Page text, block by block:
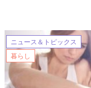
ニュース＆トピックス
暮らし